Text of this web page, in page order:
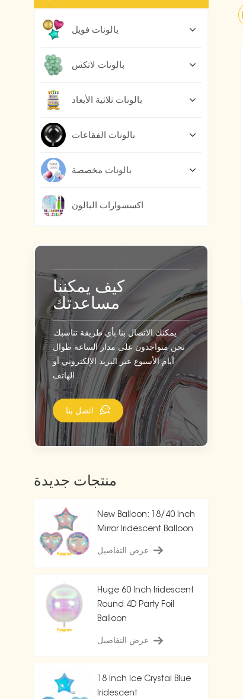
بالونات فويل
بالونات لاتكس
بالونات ثلاثية الأبعاد
بالونات الفقاعات
بالونات مخصصة
اكسسوارات البالون
كيف يمكننا
مساعدتك
يمكنك الاتصال بنا بأي طريقة تناسبك.
نحن متواجدون على مدار الساعة طوال
أيام الأسبوع عبر البريد الإلكتروني أو
الهاتف.
اتصل بنا
منتجات جديدة
New Balloon: 18/40 Inch
Mirror Iridescent Balloon
عرض التفاصيل
Huge 60 Inch Iridescent
Round 4D Party Foil
Balloon
عرض التفاصيل
18 Inch Ice Crystal Blue
Iridescent